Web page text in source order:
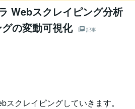
Webスクレイピング分析
の変動可視化
記事
クレイピングしていきます。